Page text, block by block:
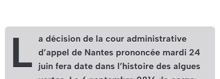
L a décision de la cour administrative
d’appel de Nantes prononcée mardi 24
juin fera date dans l’histoire des algues